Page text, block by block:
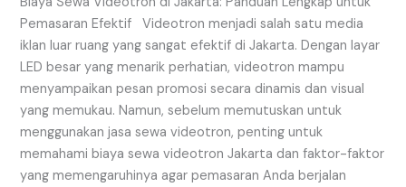
Pemasaran Efektif Videotron menjadi salah satu media
iklan luar ruang yang sangat efektif di Jakarta. Dengan layar
LED besar yang menarik perhatian, videotron mampu
menyampaikan pesan promosi secara dinamis dan visual
yang memukau. Namun, sebelum memutuskan untuk
menggunakan jasa sewa videotron, penting untuk
memahami biaya sewa videotron Jakarta dan faktor-faktor
yang memengaruhinya agar pemasaran Anda berjalan
Pemasaran
Efektif